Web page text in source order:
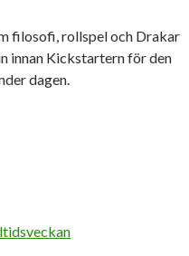
filosofi, rollspel och Drakar
innan Kickstartern för den
dagen.